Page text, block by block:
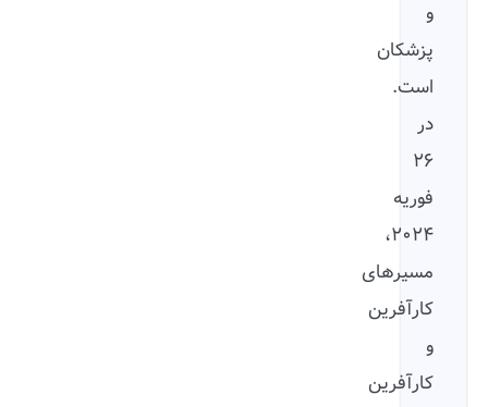
پزشکان
است.
در
۲۶
فوریه
۲۰۲۴،
مسیرهای
کارآفرین
کارآفرین